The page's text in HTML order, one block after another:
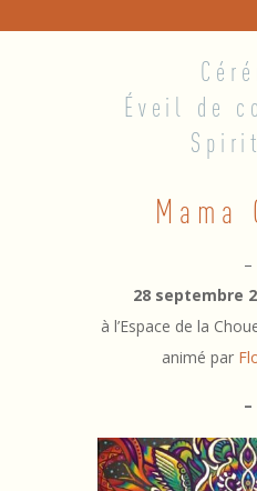
Éveil de
Mama
–
28 septembre
à l’Espace de la
animé par
–